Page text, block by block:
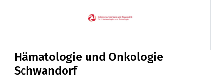
Hämatologie und Onkologie
Schwandorf